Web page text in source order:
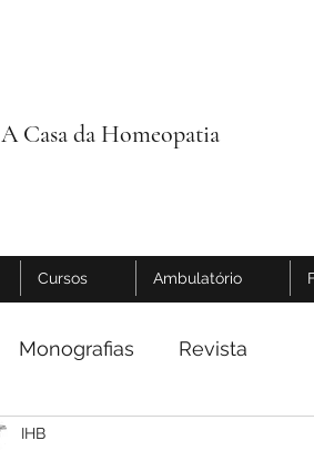
A Casa da Homeopatia
Cursos Ambulatório
Monografias Revista
IHB